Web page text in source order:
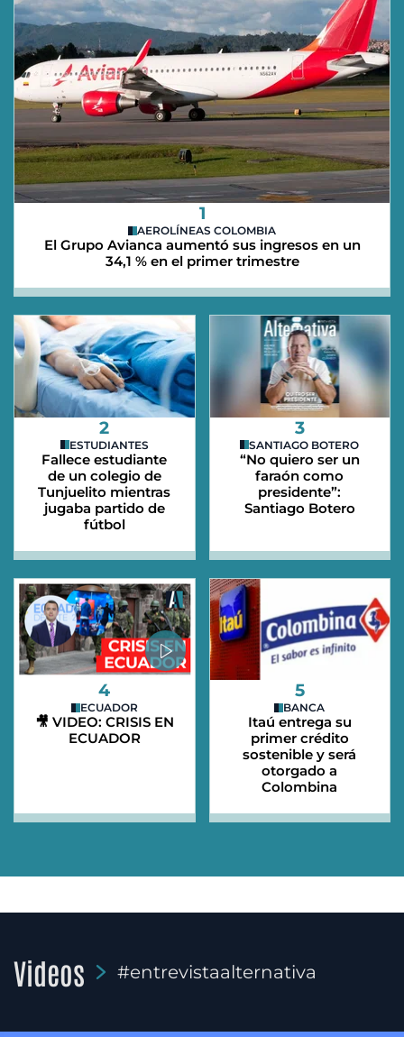
1
AEROLÍNEAS COLOMBIA
El Grupo Avianca aumentó sus ingresos en un
34,1 % en el primer trimestre
2
ESTUDIANTES
Fallece estudiante
de un colegio de
Tunjuelito mientras
jugaba partido de
fútbol
3
SANTIAGO BOTERO
“No quiero ser un
faraón como
presidente”:
Santiago Botero
4
ECUADOR
🎥 VIDEO: CRISIS EN
ECUADOR
5
BANCA
Itaú entrega su
primer crédito
sostenible y será
otorgado a
Colombina
Videos #entrevistaalternativa